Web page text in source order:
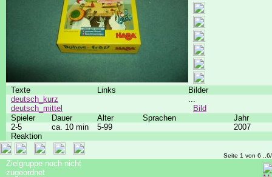
Texte Links
Bilder
deutsch_kurz
deutsch_mittel
...
Bild
Spieler
Dauer Alter Sprachen
Jahr
2-5
ca. 10 min 5-99
2007
Reaktion
Seite 1 von 6
Zielgruppe noch nicht
zugeordnet